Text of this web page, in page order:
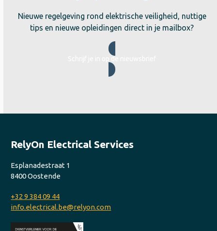
Nieuwe regelgeving rond elektrische veiligheid, nuttige
tips en nieuwe opleidingen direct in je mailbox?
RelyOn Electrical Services
Esplanadestraat 1
8400 Oostende
+32 9 384 09 44
info.electrical.be@relyon.com